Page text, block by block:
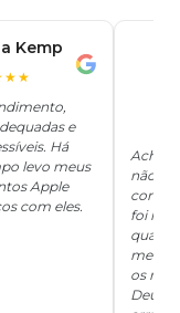
Kemp
e
Há
levo meus
Apple
com eles.
Achei
não
foi
me
os
Deus,